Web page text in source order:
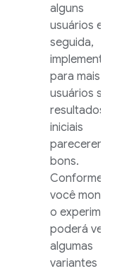
alguns
usuários e, em
seguida,
implementá-lo
para mais
usuários se os
resultados
iniciais
parecerem
bons.
Conforme
você monitora
o experimento,
poderá ver se
algumas
variantes